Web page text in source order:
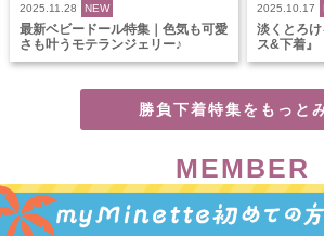
2025.11.28 NEW
最新ベビードール特集｜色気も可愛
さも叶うモテランジェリー♪
2025.10.17
淡くとろ
ス&下着』
勝負下着特集をもっと
MEMBER